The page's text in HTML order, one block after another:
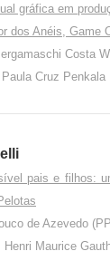
gráfica em
dos Anéis, Game
Costa
Cruz
pais e filhos:
de Azevedo
Henri Maurice